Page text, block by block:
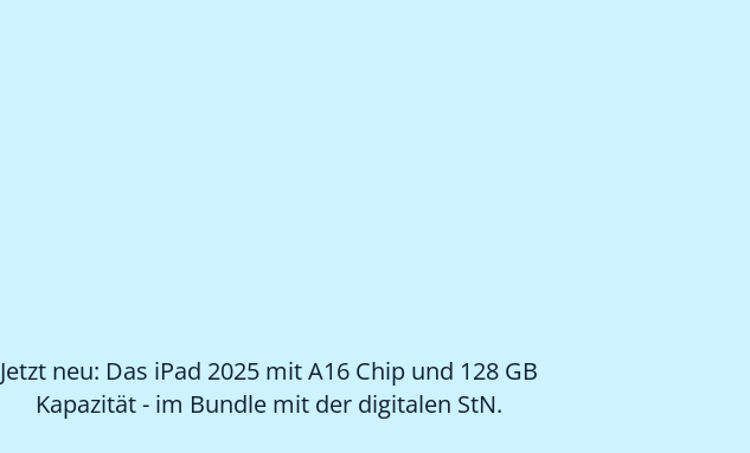
Jetzt neu: Das iPad 2025 mit A16 Chip und 128 GB
Kapazität - im Bundle mit der digitalen StN.